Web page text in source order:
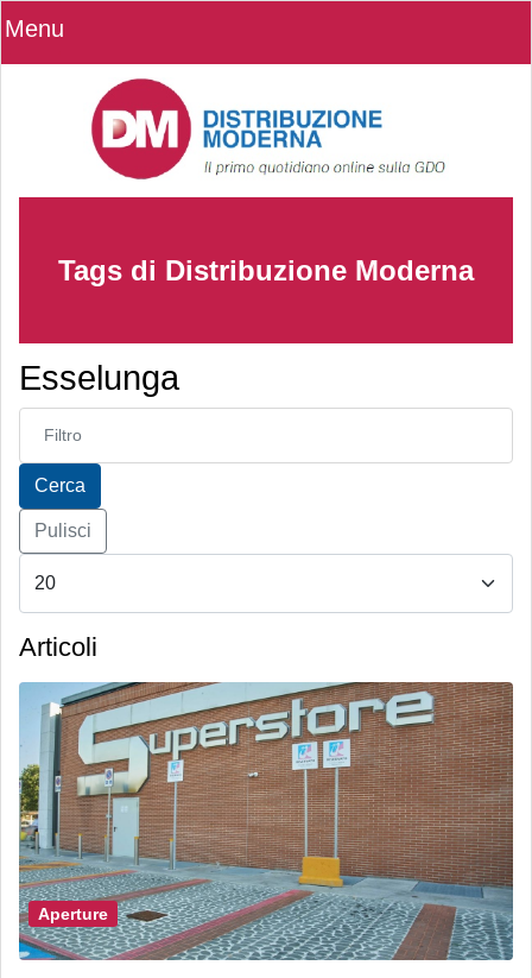
Menu
Tags di Distribuzione Moderna
Esselunga
Inserisci parte del titolo
Cerca
Pulisci
Articoli
Aperture